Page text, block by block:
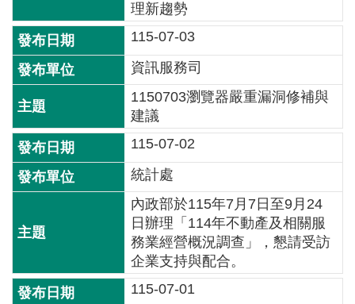
彙
常
見
問
電
子
RSS
English
理新趨勢
115-07-03
資訊服務司
1150703瀏覽器嚴重漏洞修補與
建議
115-07-02
統計處
內政部於115年7月7日至9月24
日辦理「114年不動產及相關服
務業經營概況調查」，懇請受訪
企業支持與配合。
115-07-01